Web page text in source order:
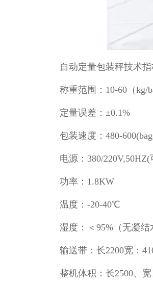
自动定量包装秤技术
称重范围：10-60（kg/
定量误差：±0.1%
包装速度：480-
电源：380/220V,50HZ(
功率：1.8KW
温度：-20-40℃
湿度：＜95%（无凝结
输送带：长2200宽：
整机体积：长2500、